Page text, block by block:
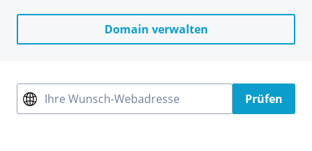
Domain verwalten
Ihre Wunsch-Webadresse Prüfen